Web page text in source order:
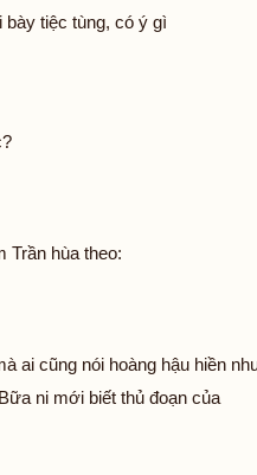
bày tiệc tùng, có ý gì
Trần hùa theo:
ai cũng nói hoàng hậu hiền
ni mới biết thủ đoạn của